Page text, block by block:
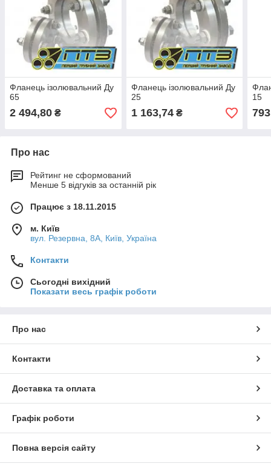
Фланець ізолювальний Ду
65
2 494,80 ₴
Фланець ізолювальний Ду
25
1 163,74₴
15
Про нас
Рейтинг не сформований
Менше 5 відгуків за останній рік
Працює з 18.11.2015
м. Київ
вул. Резервна, 8А, Київ, Україна
Контакти
Сьогодні вихідний
Показати весь графік роботи
Про нас
Контакти
Доставка та оплата
Графік роботи
Повна версія сайту